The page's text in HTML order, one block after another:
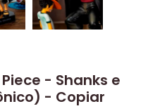
- Shanks e
- Copiar